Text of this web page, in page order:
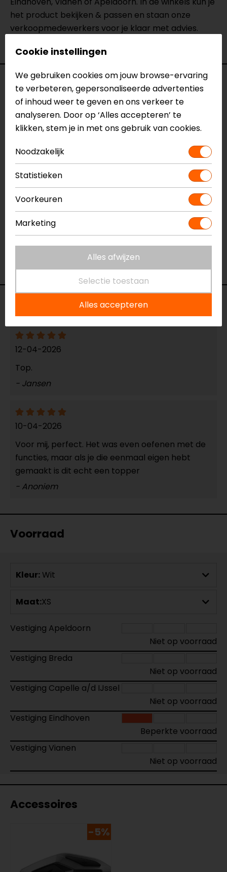
het product bekijken & passen en staan onze
verkoopmedewerkers voor je klaar met advies.
Specificaties
Naam
Systeemhelm
148613
Merk
Kleur
Wit
Certificering
Kinbandsluiting
Ratelsluiting
Materiaal
Pinlock
Inbegrepen
Rijstijl
zonnevizier
Ja
12-04-2026
Top.
- Jansen
10-04-2026
Voor mij, perfect. Het was even oefenen met de
functies, maar als je die eenmaal eigen hebt
gemaakt is dit echt een topper
- Anoniem
Voorraad
Kleur: Wit
Maat:XS
Vestiging Apeldoorn
Niet op voorraad
Vestiging Breda
Niet op voorraad
Vestiging Capelle a/d IJssel
Niet op voorraad
Vestiging Eindhoven
Beperkte voorraad
Vestiging Vianen
Niet op voorraad
Accessoires
-5%
Cookie instellingen
We gebruiken cookies om jouw browse-ervaring
te verbeteren, gepersonaliseerde advertenties
of inhoud weer te geven en ons verkeer te
analyseren. Door op ‘Alles accepteren’ te
klikken, stem je in met ons gebruik van cookies.
Noodzakelijk
Statistieken
Voorkeuren
Marketing
Alles afwijzen
Selectie toestaan
Alles accepteren